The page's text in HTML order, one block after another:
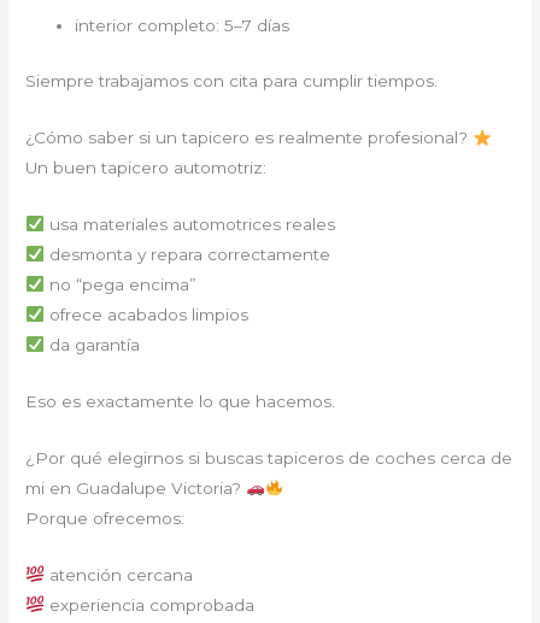
interior completo: 5–7 días
Siempre trabajamos con cita para cumplir tiempos.
¿Cómo saber si un tapicero es realmente profesional?
Un buen tapicero automotriz:
usa materiales automotrices reales
desmonta y repara correctamente
no “pega encima”
ofrece acabados limpios
da garantía
Eso es exactamente lo que hacemos.
¿Por qué elegirnos si buscas tapiceros de coches cerca de
mi en Guadalupe Victoria?
Porque ofrecemos:
atención cercana
experiencia comprobada